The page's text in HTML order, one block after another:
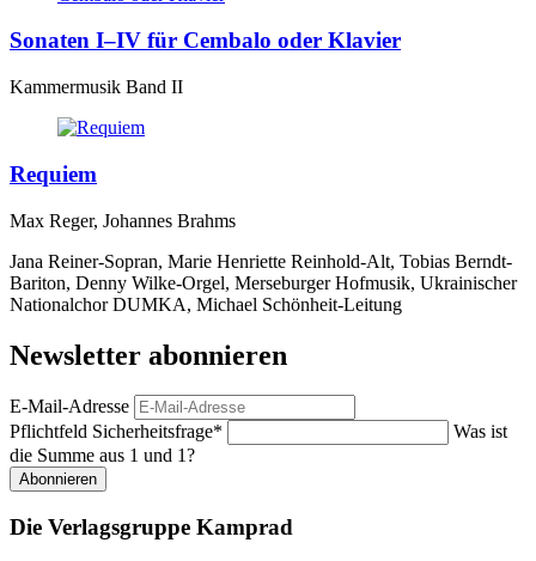
Sonaten I–IV für Cembalo oder Klavier
Kammermusik Band II
Requiem
Max Reger, Johannes Brahms
Jana Reiner-Sopran, Marie Henriette Reinhold-Alt, Tobias Berndt-
Bariton, Denny Wilke-Orgel, Merseburger Hofmusik, Ukrainischer
Nationalchor DUMKA, Michael Schönheit-Leitung
Newsletter abonnieren
E-Mail-Adresse
Pflichtfeld Sicherheitsfrage*
Was ist
die Summe aus 1 und 1?
Abonnieren
Die Verlagsgruppe Kamprad